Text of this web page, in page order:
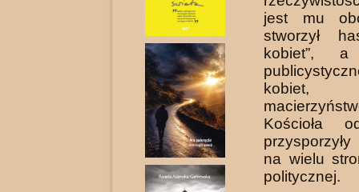
jest mu
stworzył
kobiet”, a
kobiet,
Kościoła
na wielu
politycznej.